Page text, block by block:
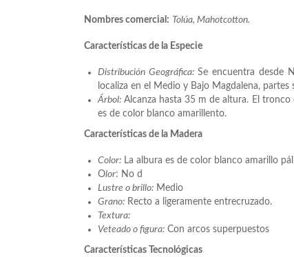
Nombres comercial: Tolúa, Mahotcotton.
Características de la Especie
Distribución Geográfica:Se encuentra desde
localiza en el Medio y Bajo Magdalena,
Árbol: Alcanza hasta 35 m de altura. El
es de color blanco amarillento.
Características de la Madera
Color: La albura es de color blanco amarillo
Olor: No d
Lustre o brillo: Medio
Grano: Recto a ligeramente entrecruzado.
Textura:
Veteado o figura: Con arcos superpuestos
Características Tecnológicas